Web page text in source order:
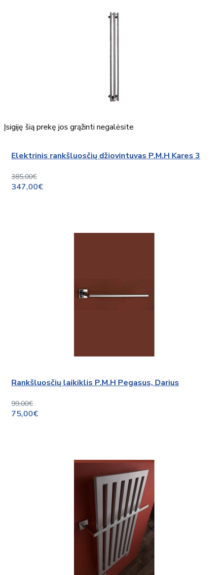
Įsigiję šią prekę jos grąžinti negalėsite
Elektrinis rankšluosčių džiovintuvas P.M.H Kares 3
385,00€
347,00€
Rankšluosčių laikiklis P.M.H Pegasus, Darius
99,00€
75,00€